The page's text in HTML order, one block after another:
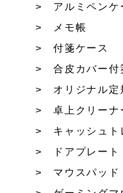
アルミペンケ
メモ帳
付箋ケース
合皮カバー付
オリジナル定
卓上クリーナ
キャッシュト
ドアプレート
マウスパッド